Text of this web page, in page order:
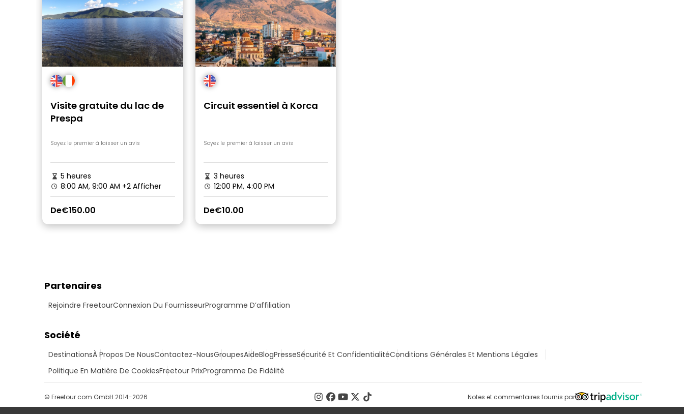
Visite gratuite du lac de
Prespa
Soyez le premier à laisser un avis
5 heures
8:00 AM, 9:00 AM +2 Afficher
De€150.00
Circuit essentiel à Korca
Soyez le premier à laisser un avis
3 heures
12:00 PM, 4:00 PM
De€10.00
Partenaires
Rejoindre FreetourConnexion Du FournisseurProgramme D’affiliation
Société
DestinationsÀ Propos De NousContactez-NousGroupesAideBlogPresseSécurité Et ConfidentialitéConditions Générales Et Mentions Légales
Politique En Matière De CookiesFreetour PrixProgramme De Fidélité
Notes et commentaires fournis par
© Freetour.com GmbH 2014-2026